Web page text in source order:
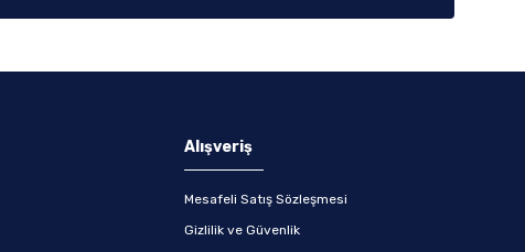
Alışveriş
Mesafeli Satış Sözleşmesi
Gizlilik ve Güvenlik